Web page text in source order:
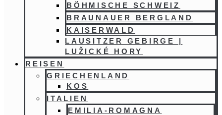
BÖHMISCHE SCHWEIZ
BRAUNAUER BERGLAND
KAISERWALD
LAUSITZER GEBIRGE |
LUŽICKÉ HORY
REISEN
GRIECHENLAND
KOS
ITALIEN
EMILIA-ROMAGNA